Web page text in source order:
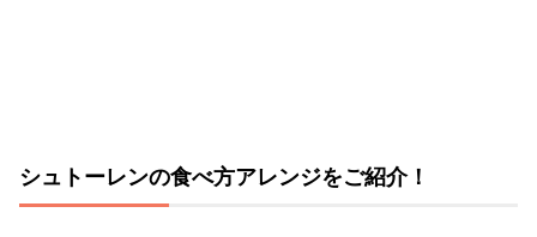
シュトーレンの食べ方アレンジをご紹介！